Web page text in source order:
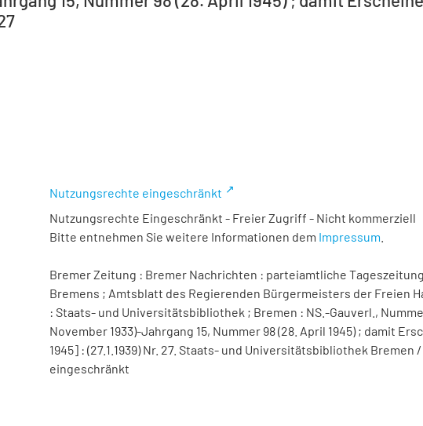
Nutzungsrechte eingeschränkt
Nutzungsrechte Eingeschränkt - Freier Zugriff - Nicht kommerziell
Bitte entnehmen Sie weitere Informationen dem Impressum
Bremer Zeitung : Bremer Nachrichten : parteiamtliche
Bremens ; Amtsblatt des Regierenden Bürgermeisters der Freien
: Staats- und Universitätsbibliothek ; Bremen : NS.-Gauverl.,
November 1933)-Jahrgang 15, Nummer 98 (28. April 1945) ; damit
1945] : (27.1.1939) Nr. 27. Staats- und Universitätsbibliothek
eingeschränkt